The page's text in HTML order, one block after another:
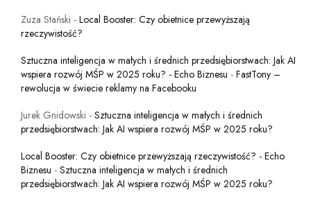
Zuza Stański - Local Booster: Czy obietnice przewyższają
rzeczywistość?
Sztuczna inteligencja w małych i średnich przedsiębiorstwach: Jak AI
wspiera rozwój MŚP w 2025 roku? - Echo Biznesu - FastTony –
rewolucja w świecie reklamy na Facebooku
Jurek Gnidowski - Sztuczna inteligencja w małych i średnich
przedsiębiorstwach: Jak AI wspiera rozwój MŚP w 2025 roku?
Local Booster: Czy obietnice przewyższają rzeczywistość? - Echo
Biznesu - Sztuczna inteligencja w małych i średnich
przedsiębiorstwach: Jak AI wspiera rozwój MŚP w 2025 roku?